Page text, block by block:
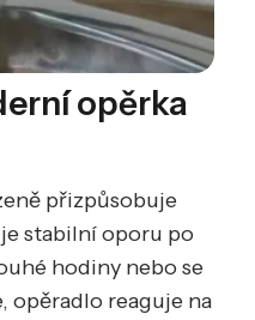
opěrka
přizpůsobuje
stabilní oporu po
hodiny nebo se
opěradlo reaguje na